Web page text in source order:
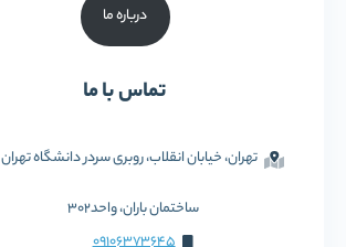
درباره ما
تماس با ما
تهران، خیابان انقلاب، روبری سردر دانشگاه تهران
ساختمان باران، واحد302
09106373645